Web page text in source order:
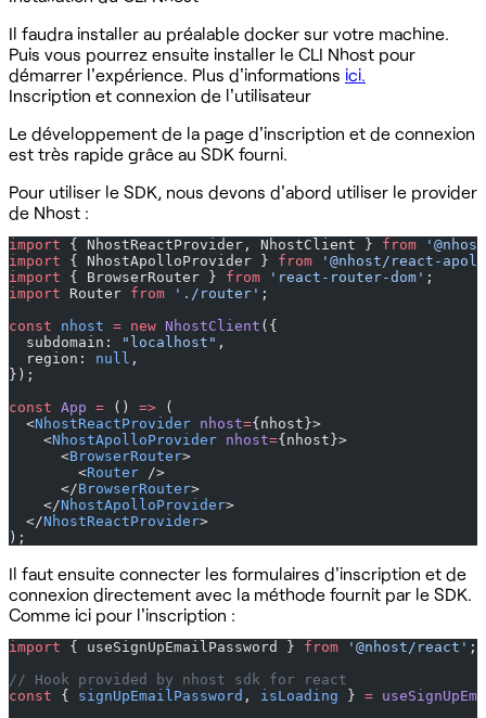
Il faudra installer au préalable docker sur votre machine.
Puis vous pourrez ensuite installer le CLI Nhost pour
démarrer l'expérience. Plus d'informations ici.
Inscription et connexion de l'utilisateur‍
Le développement de la page d'inscription et de connexion
est très rapide grâce au SDK fourni.
Pour utiliser le SDK, nous devons d'abord utiliser le provider
de Nhost :‍
import { NhostReactProvider, NhostClient } from
import { NhostApolloProvider } from '@nhost/react-
import { BrowserRouter } from 'react-router-dom' ;
import Router from './router' ;
const nhost = new NhostClient ({
  subdomain:
"localhost" ,
  region:
null ,
});
const App = () => (
  <
NhostReactProvider nhost={nhost}>
    <
NhostApolloProvider nhost={nhost}>
      <
BrowserRouter>
        <
Router />
      </
BrowserRouter>
    </
NhostApolloProvider>
  </
NhostReactProvider>
);
Il faut ensuite connecter les formulaires d'inscription et de
connexion directement avec la méthode fournit par le SDK.
Comme ici pour l'inscription :
import { useSignUpEmailPassword } from '@nhost/react' ;
// Hook provided by nhost sdk for react
const { signUpEmailPassword , isLoading } =